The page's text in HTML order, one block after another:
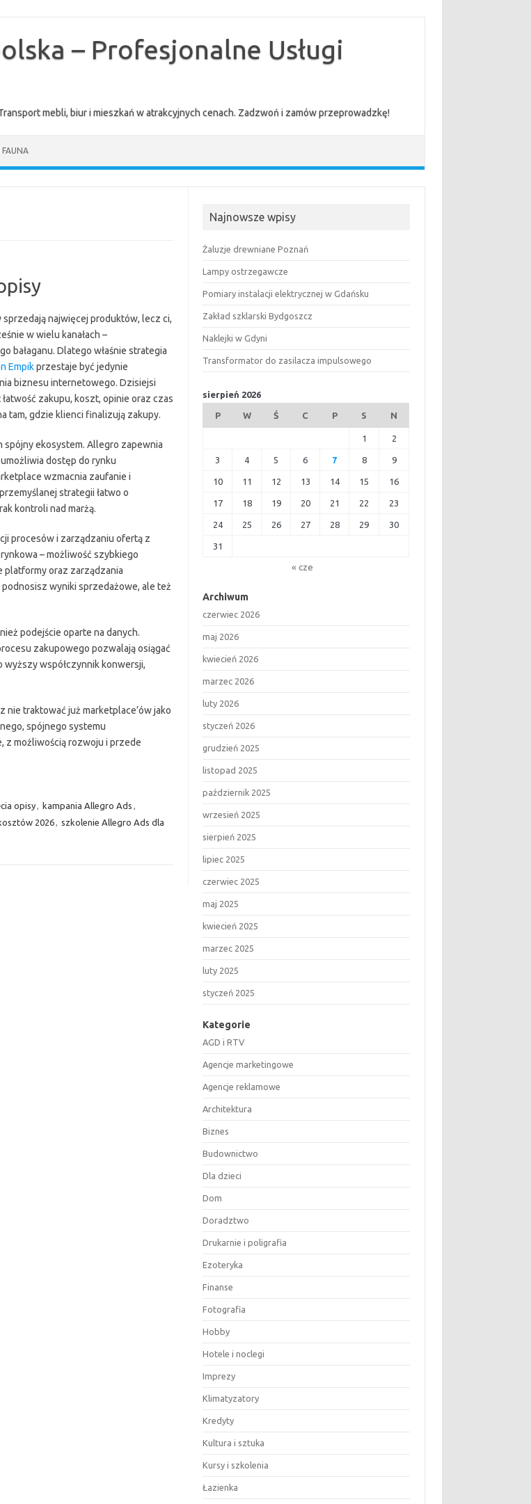
– Profesjonalne Usługi
mebli, biur i mieszkań w atrakcyjnych cenach. Zadzwoń i zamów przeprowadzkę!
FAUNA
najwięcej produktów, lecz ci,
w wielu kanałach –
bałaganu. Dlatego właśnie strategia
Empikprzestaje być jedynie
biznesu internetowego. Dzisiejsi
zakupu, koszt, opinie oraz czas
tam, gdzie klienci finalizują zakupy.
spójny ekosystem. Allegro zapewnia
dostęp do rynku
wzmacnia zaufanie i
strategii łatwo o
kontroli nad marżą.
procesów i zarządzaniu ofertą z
– możliwość szybkiego
platformy oraz zarządzania
wyniki sprzedażowe, ale też
podejście oparte na danych.
zakupowego pozwalają osiągać
współczynnik konwersji,
traktować już marketplace’ów jako
spójnego systemu
z możliwością rozwoju i przede
opisy, kampania Allegro Ads ,
2026, szkolenie Allegro Ads dla
Najnowsze wpisy
Żaluzje drewniane Poznań
Lampy ostrzegawcze
Pomiary instalacji elektrycznej w Gdańsku
Zakład szklarski Bydgoszcz
Naklejki w Gdyni
Transformator do zasilacza impulsowego
sierpień 2026
P W Ś C P S N
1 2
3 4 5 6 7 8 9
10 11 12 13 14 15 16
17 18 19 20 21 22 23
24 25 26 27 28 29 30
31
« cze
Archiwum
czerwiec 2026
maj 2026
kwiecień 2026
marzec 2026
luty 2026
styczeń 2026
grudzień 2025
listopad 2025
październik 2025
wrzesień 2025
sierpień 2025
lipiec 2025
czerwiec 2025
maj 2025
kwiecień 2025
marzec 2025
luty 2025
styczeń 2025
Kategorie
AGD i RTV
Agencje marketingowe
Agencje reklamowe
Architektura
Biznes
Budownictwo
Dla dzieci
Dom
Doradztwo
Drukarnie i poligrafia
Ezoteryka
Finanse
Fotografia
Hobby
Hotele i noclegi
Imprezy
Klimatyzatory
Kredyty
Kultura i sztuka
Kursy i szkolenia
Łazienka